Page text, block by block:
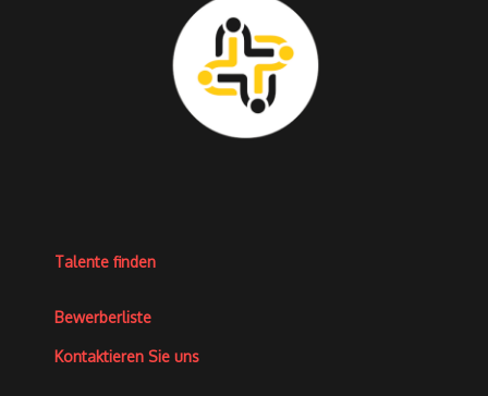
Talente finden
Bewerberliste
Kontaktieren Sie uns